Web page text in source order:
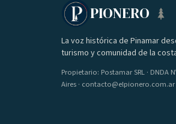
PIONERO
La voz histórica de Pinamar
turismo y comunidad de la
Propietario: Postamar SRL · DNDA
Aires · contacto@elpionero.com.ar